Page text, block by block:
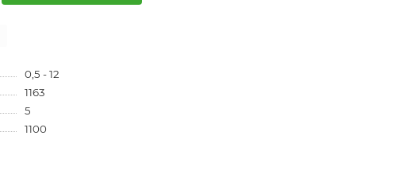
0,5 - 12
1163
5
1100